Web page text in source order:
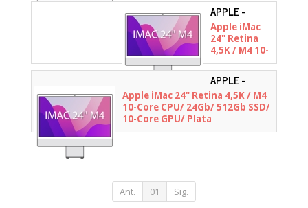
APPLE -
MWUV3Y/A
Apple iMac
24" Retina
4,5K / M4 10-
Core CPU/
16Gb/ 512Gb
SSD/ 10-Core
GPU/ Plata
APPLE -
MCR24Y/A
Apple iMac 24" Retina 4,5K / M4
10-Core CPU/ 24Gb/ 512Gb SSD/
10-Core GPU/ Plata
Ant. 01 Sig.